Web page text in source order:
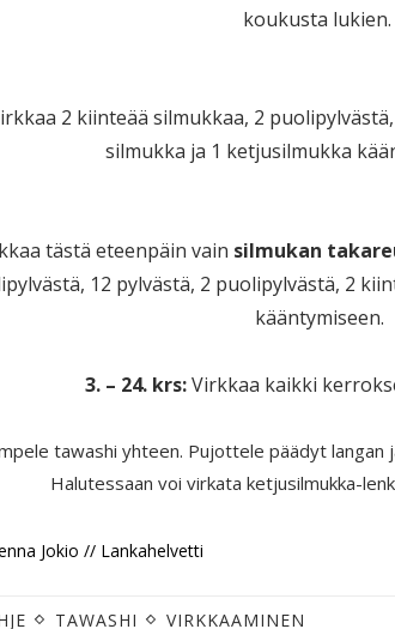
koukusta lukien.
2 kiinteää silmukkaa, 2
silmukka ja 1 ketjusilmukka
tästä eteenpäin vain silmukan
, 12 pylvästä, 2 puolipylvästä, 2
kääntymiseen.
3. – 24. krs:Virkkaa kaikki
tawashi yhteen. Pujottele päädyt langan
Halutessaan voi virkata ketjusilmukka-
Jokio // Lankahelvetti
TAWASHI VIRKKAAMINEN